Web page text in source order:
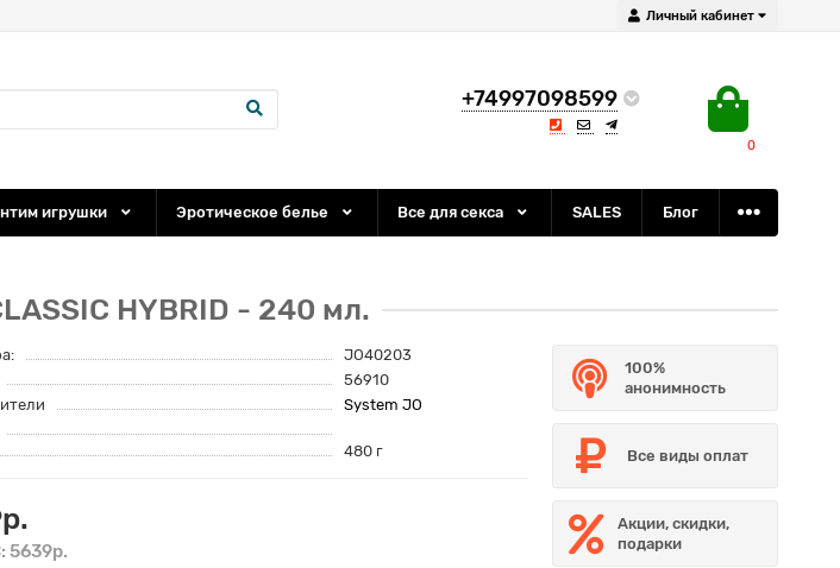
Личный кабинет
+74997098599
0
игрушки Эротическое белье Все для секса SALES Блог
HYBRID - 240 мл.
JO40203
56910
System JO
480 г
5639р.
100%
анонимность
Все виды оплат
Акции, скидки,
подарки